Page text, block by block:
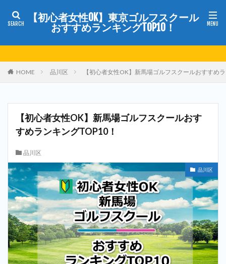
【初心者女性OK】東京ゴルフスクール
おすすめランキングTOP10！
HOME 品川区 【初心者女性OK】新馬場ゴルフスクールおすすめ
【初心者女性OK】新馬場ゴルフスクールおす
すめランキングTOP10！
品川区
品川区